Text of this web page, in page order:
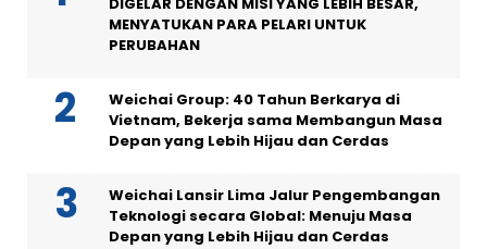
DIGELAR DENGAN MISI YANG LEBIH BESAR,
MENYATUKAN PARA PELARI UNTUK
PERUBAHAN
Weichai Group: 40 Tahun Berkarya di
Vietnam, Bekerja sama Membangun Masa
Depan yang Lebih Hijau dan Cerdas
Weichai Lansir Lima Jalur Pengembangan
Teknologi secara Global: Menuju Masa
Depan yang Lebih Hijau dan Cerdas